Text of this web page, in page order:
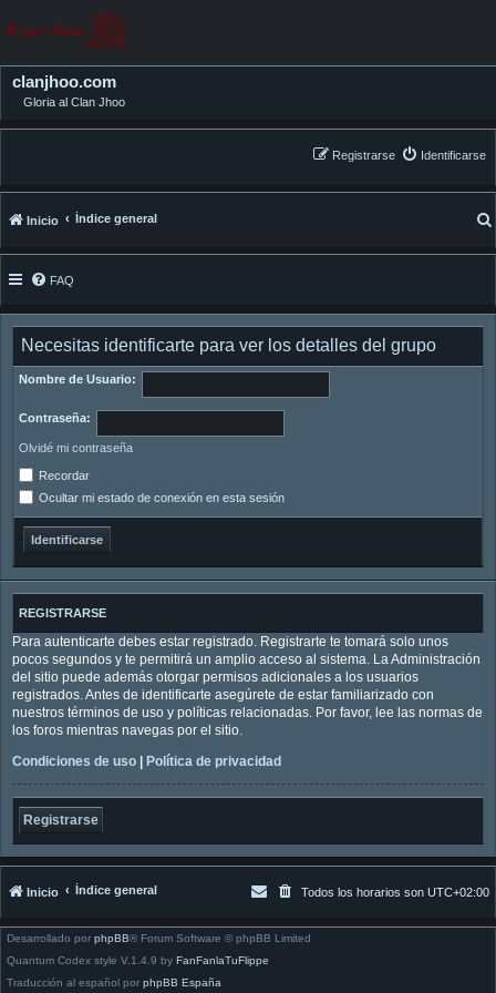
clanjhoo.com
Gloria al Clan Jhoo
Identificarse
Registrarse
Inicio Índice general
FAQ
Necesitas identificarte para ver los detalles del grupo
Nombre de Usuario:
Contraseña:
Olvidé mi contraseña
Recordar
Ocultar mi estado de conexión en esta sesión
REGISTRARSE
Para autenticarte debes estar registrado. Registrarte te tomará solo unos
pocos segundos y te permitirá un amplio acceso al sistema. La Administración
del sitio puede además otorgar permisos adicionales a los usuarios
registrados. Antes de identificarte asegúrete de estar familiarizado con
nuestros términos de uso y políticas relacionadas. Por favor, lee las normas de
los foros mientras navegas por el sitio.
Condiciones de uso
Política de privacidad
Registrarse
Inicio Índice general Todos los horarios son UTC+02:00
Desarrollado por phpBB® Forum Software © phpBB Limited
Quantum Codex style V.1.4.9 by FanFanlaTuFlippe
Traducción al español por phpBB España